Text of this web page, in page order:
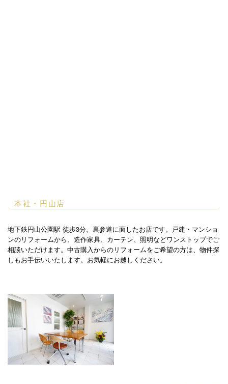
本社・円山店
地下鉄円山公園駅 徒歩3分。裏参道に面したお店です。戸建・マンショ
ンのリフォームから、造作家具、カーテン、照明などワンストップでご
相談いただけます。中古購入からのリフォームをご希望の方は、物件探
しもお手伝いいたします。お気軽にお越しください。